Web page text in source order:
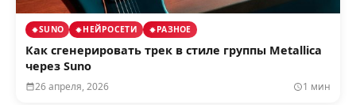
SUNO НЕЙРОСЕТИ РАЗНОЕ
Как сгенерировать трек в стиле группы Metallica
через Suno
26 апреля, 2026 1 мин